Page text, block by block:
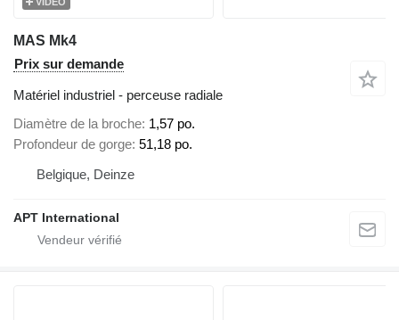
MAS Mk4
Prix sur demande
Matériel industriel - perceuse radiale
Diamètre de la broche 1,57 po.
Profondeur de gorge 51,18 po.
Belgique, Deinze
APT International